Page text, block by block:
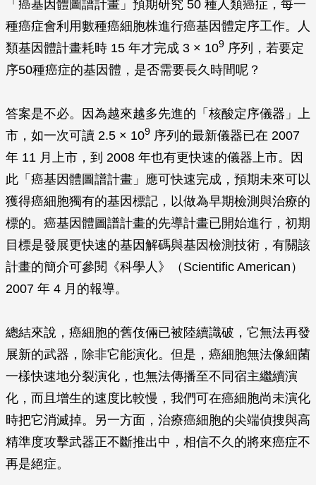
「癌基因體圖譜計畫」預期研究 50 種人類癌症，每一
種癌症會利用數種癌細胞株進行癌基因體定序工作。人
類基因體計畫耗時 15 年才完成 3 × 109 序列，若要定
序50種癌症的基因體，是否需要長久時間呢？
答案是不必。因為越來越多先進的「核酸定序儀器」上
市，如一次可讀 2.5 × 109 序列的最新儀器已在 2007
年 11 月上市，到 2008 年也有更快速的儀器上市。因
此「癌基因體圖譜計畫」應可快速完成，預期未來可以
獲得癌細胞獨有的基因標記，以做為早期檢測與治療的
標的。癌基因體圖譜計畫的先導計畫已開始進行，初期
目標是發展更快速的基因解碼與基因檢測技術，有關該
計畫的簡介可參閱《科學人》（ Scientific American ）
2007 年 4 月的報導。
總結來說，癌細胞的舊伎倆已被陸續識破，它無法再發
展新的武器，除非它能演化。但是，癌細胞無法像細菌
一樣快速地分裂演化，也無法傳播至不同宿主繼續演
化，而且增生的速度比較慢，我們可在癌細胞尚未演化
時把它消滅掉。另一方面，治療癌細胞的尖端偵搜與高
精準度攻擊武器正不斷推出中，相信不久的將來癌症不
再是絕症。